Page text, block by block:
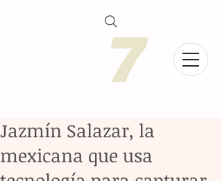
Jazmín Salazar, la
mexicana que usa